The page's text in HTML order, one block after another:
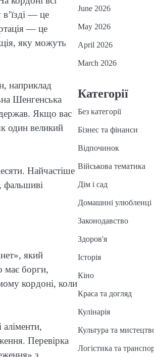
— це
— це
яку можуть
наприклад
Шенгенська
Якщо вас
один великий
Найчастіше
фальшиві
який
має борги,
кордоні, коли
Перевірка
з
June 2026
May 2026
April 2026
March 2026
Категорії
Без категорії
Бізнес та фінанси
Відпочинок
Військова тематика
Дім і сад
Домашнні улюбленці
Законодавство
Здоров'я
Історія
Кіно
Краса та догляд
Кулінарія
Культура та
Логістика та